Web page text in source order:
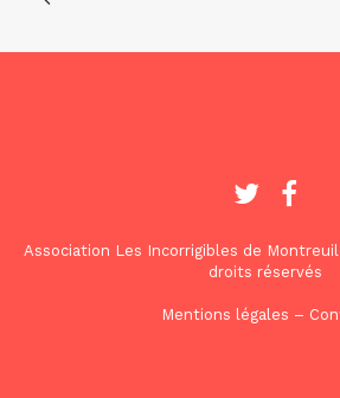
Association Les Incorrigibles de
droits réservés
Mentions légales –